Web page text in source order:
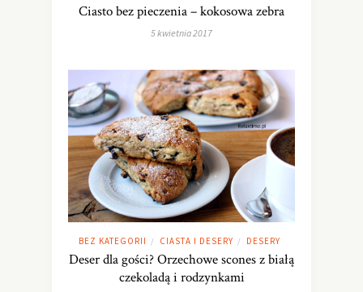
Ciasto bez pieczenia – kokosowa zebra
5 kwietnia 2017
BEZ KATEGORII / CIASTA I DESERY / DESERY
Deser dla gości? Orzechowe scones z białą
czekoladą i rodzynkami